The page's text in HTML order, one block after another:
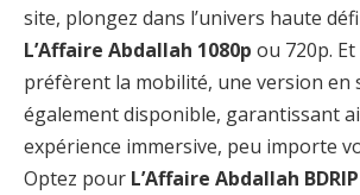
site, plongez dans l’univers haute
L’Affaire Abdallah 1080p ou 720p.
préfèrent la mobilité, une version en
également disponible, garantissant
expérience immersive, peu importe
Optez pour L’Affaire Abdallah BDRIP